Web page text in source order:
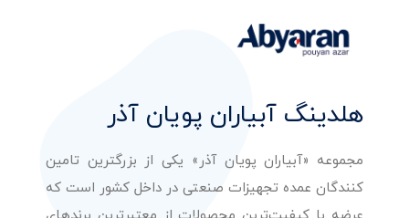
هلدینگ آبیاران پویان آذر
مجموعه «آبیاران پویان آذر» یکی از بزرگترین تامین
کنندگان عمده تجهیزات صنعتی در داخل کشور است که